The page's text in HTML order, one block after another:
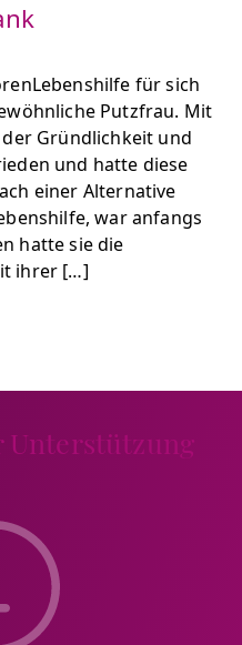
für sich
Putzfrau. Mit
Gründlichkeit und
und hatte diese
einer Alternative
war anfangs
hatte sie die
ihrer […]
Unterstützung